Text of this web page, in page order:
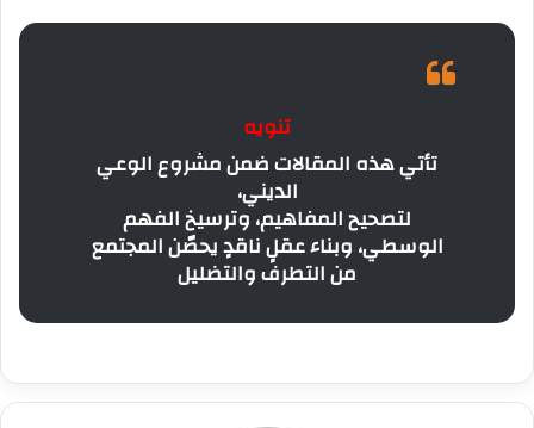
تنويه
تأتي هذه المقالات ضمن مشروع الوعي
الديني،
لتصحيح المفاهيم، وترسيخ الفهم
الوسطي، وبناء عقلٍ ناقدٍ يحصّن المجتمع
من التطرف والتضليل